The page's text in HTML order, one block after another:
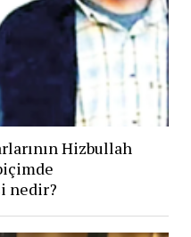
Hizbullah
nedir?